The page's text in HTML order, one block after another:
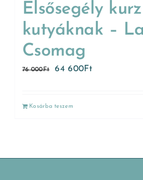
Elsősegély
kutyáknak –
Csomag
76 000Ft 64 600Ft
Kosárba teszem